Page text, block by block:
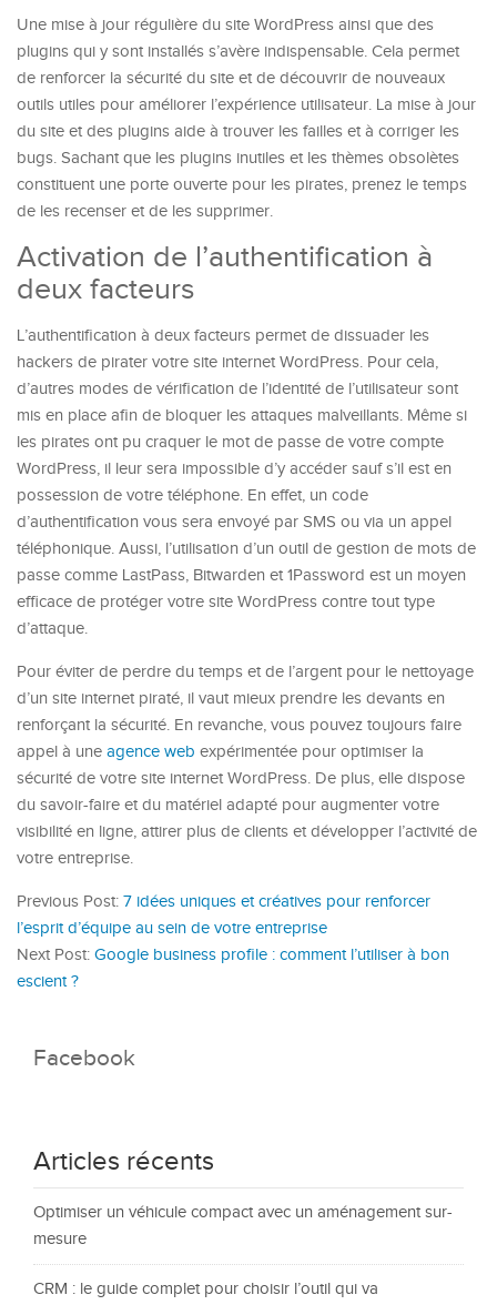
Une mise à jour régulière du site WordPress ainsi que des
plugins qui y sont installés s’avère indispensable. Cela permet
de renforcer la sécurité du site et de découvrir de nouveaux
outils utiles pour améliorer l’expérience utilisateur. La mise à jour
du site et des plugins aide à trouver les failles et à corriger les
bugs. Sachant que les plugins inutiles et les thèmes obsolètes
constituent une porte ouverte pour les pirates, prenez le temps
de les recenser et de les supprimer.
Activation de l’authentification à
deux facteurs
L’authentification à deux facteurs permet de dissuader les
hackers de pirater votre site internet WordPress. Pour cela,
d’autres modes de vérification de l’identité de l’utilisateur sont
mis en place afin de bloquer les attaques malveillants. Même si
les pirates ont pu craquer le mot de passe de votre compte
WordPress, il leur sera impossible d’y accéder sauf s’il est en
possession de votre téléphone. En effet, un code
d’authentification vous sera envoyé par SMS ou via un appel
téléphonique. Aussi, l’utilisation d’un outil de gestion de mots de
passe comme LastPass, Bitwarden et 1Password est un moyen
efficace de protéger votre site WordPress contre tout type
d’attaque.
Pour éviter de perdre du temps et de l’argent pour le nettoyage
d’un site internet piraté, il vaut mieux prendre les devants en
renforçant la sécurité. En revanche, vous pouvez toujours faire
appel à une agence web expérimentée pour optimiser la
sécurité de votre site internet WordPress. De plus, elle dispose
du savoir-faire et du matériel adapté pour augmenter votre
visibilité en ligne, attirer plus de clients et développer l’activité de
votre entreprise.
Previous Post: 7 idées uniques et créatives pour renforcer
l’esprit d’équipe au sein de votre entreprise
Next Post: Google business profile : comment l’utiliser à bon
escient ?
Facebook
Articles récents
Optimiser un véhicule compact avec un aménagement sur-
mesure
CRM : le guide complet pour choisir l’outil qui va